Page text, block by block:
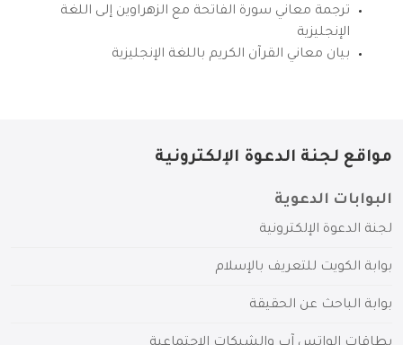
ترجمة معاني سورة الفاتحة مع الزهراوين إلى اللغة
الإنجليزية
بيان معاني القرآن الكريم باللغة الإنجليزية
مواقع لجنة الدعوة الإلكترونية
البوابات الدعوية
لجنة الدعوة الإلكترونية
بوابة الكويت للتعريف بالإسلام
بوابة الباحث عن الحقيقة